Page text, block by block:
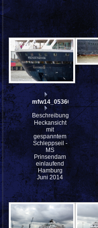
mfw14_053664
Beschreibung:
Heckansicht
mit
gespanntem
Schleppseil -
MS
Prinsendam
einlaufend
Hamburg
Juni 2014